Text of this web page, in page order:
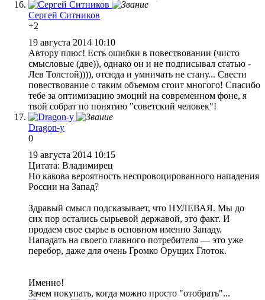
Сергей Ситников
+2
19 августа 2014 10:10
Автору плюс! Есть ошибки в повествовании (чисто
смысловые (две)), однако он и не подписывал статью -
Лев Толстой)))), отсюда и умничать не стану... Свести
повествование с таким объемом стоит многого! Спасибо
тебе за оптимизацию эмоций на современном фоне, я
твой собрат по понятию "советский человек"!
Dragon-y
0
19 августа 2014 10:15
Цитата: Владимирец
Но какова вероятность неспровоцированного нападения
России на Запад?
Здравый смысл подсказывает, что НУЛЕВАЯ. Мы до
сих пор остались сырьевой державой, это факт. И
продаем свое сырье в основном именно Западу.
Нападать на своего главного потребителя — это уже
перебор, даже для очень Громко Орущих Глоток.
Именно!
Зачем покупать, когда можно просто "отобрать"...